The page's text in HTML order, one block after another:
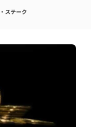
ステーク